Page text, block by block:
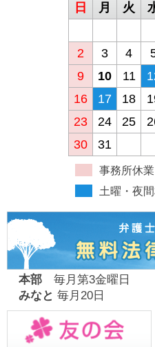
日
月 火
2
3 4
9
10 11
16
17 18
23
24 25
30
31
事務所休
土曜・夜
本部毎月第3金曜日
みなと 毎月20日